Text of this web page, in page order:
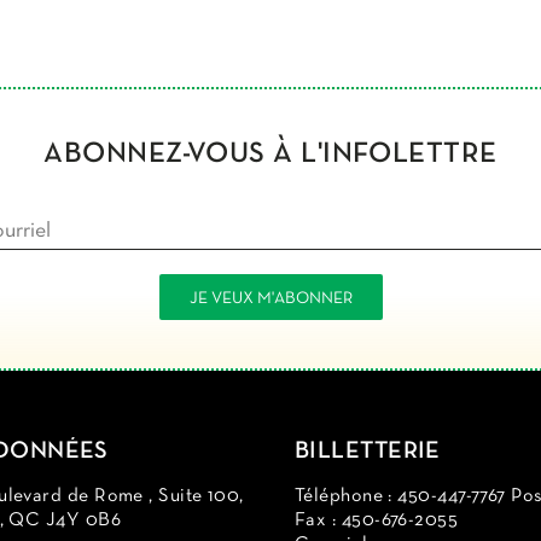
ABONNEZ-VOUS À L'INFOLETTRE
de Rome , Suite 100,
QC J4Y 0B6
BILLETTERIE
Téléphone : 450-447-7767
Fax : 450-676-2055